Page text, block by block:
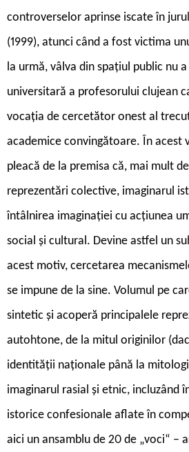
controverselor aprinse iscate în
(1999), atunci când a fost victima
la urmă, vâlva din spațiul public nu
universitară a profesorului clujean
vocația de cercetător onest al
academice convingătoare. În acest
pleacă de la premisa că, mai mult
reprezentări colective, imaginarul
întâlnirea imaginației cu acțiunea
social și cultural. Devine astfel un
acest motiv, cercetarea
se impune de la sine. Volumul pe
sintetic și acoperă principalele
autohtone, de la mitul originilor
identității naționale până la
imaginarul rasial și etnic, incluzând
istorice confesionale aflate în
aici un ansamblu de 20 de „voci“ –